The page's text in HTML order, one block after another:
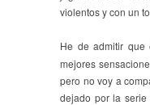
violentos y con un
He de admitir que
mejores
pero no voy a
dejado por la